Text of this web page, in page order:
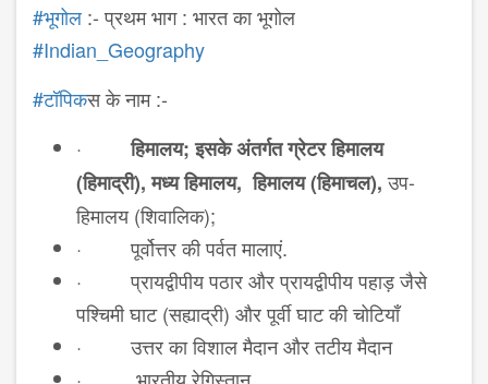
‪#भूगोल :-प्रथम भाग : भारत का भूगोल
‪#Indian_Geography
‪#टॉपिकसके नाम :-
·
हिमालय; इसके अंतर्गत ग्रेटर हिमालय
(हिमाद्री),मध्य हिमालय, हिमालय (हिमाचल),उप-
हिमालय (शिवालिक);
·
पूर्वोत्तर की पर्वत मालाएं.
·
प्रायद्वीपीय पठार और प्रायद्वीपीय पहाड़ जैसे
पश्चिमी घाट (सह्याद्री) और पूर्वी घाट की चोटियाँ
·
उत्तर का विशाल मैदान और तटीय मैदान
·
भारतीय रेगिस्तान